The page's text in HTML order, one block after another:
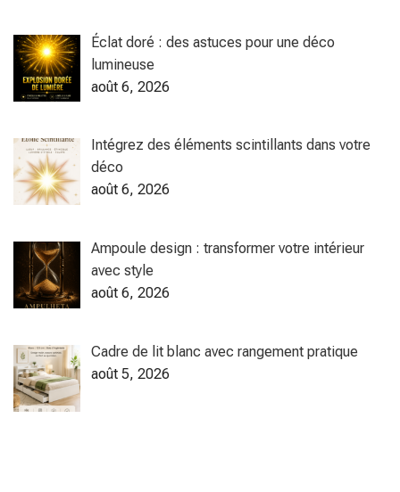
Éclat doré : des astuces pour une déco
lumineuse
août 6, 2026
Intégrez des éléments scintillants dans votre
déco
août 6, 2026
Ampoule design : transformer votre intérieur
avec style
août 6, 2026
Cadre de lit blanc avec rangement pratique
août 5, 2026